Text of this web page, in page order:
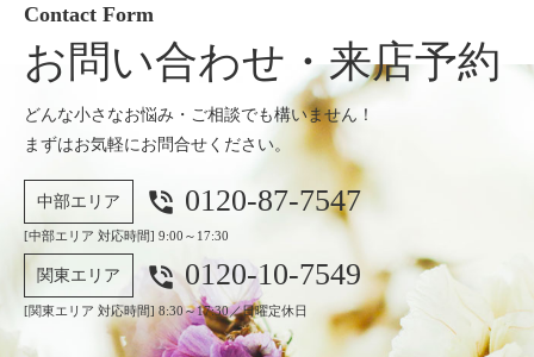
Contact Form
お問い合わせ・来店予約
どんな小さなお悩み・ご相談でも構いません！
まずはお気軽にお問合せください。
中部エリア phone_in_talk 0120-87-7547
[中部エリア 対応時間] 9:00～17:30
関東エリア phone_in_talk 0120-10-7549
[関東エリア 対応時間] 8:30～17:30／日曜定休日